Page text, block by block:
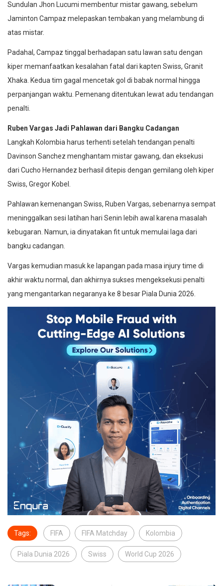
Sundulan Jhon Lucumi membentur mistar gawang, sebelum
Jaminton Campaz melepaskan tembakan yang melambung di
atas mistar.
Padahal, Campaz tinggal berhadapan satu lawan satu dengan
kiper memanfaatkan kesalahan fatal dari kapten Swiss, Granit
Xhaka. Kedua tim gagal mencetak gol di babak normal hingga
perpanjangan waktu. Pemenang ditentukan lewat adu tendangan
penalti.
Ruben Vargas Jadi Pahlawan dari Bangku Cadangan
Langkah Kolombia harus terhenti setelah tendangan penalti
Davinson Sanchez menghantam mistar gawang, dan eksekusi
dari Cucho Hernandez berhasil ditepis dengan gemilang oleh kiper
Swiss, Gregor Kobel.
Pahlawan kemenangan Swiss, Ruben Vargas, sebenarnya sempat
meninggalkan sesi latihan hari Senin lebih awal karena masalah
kebugaran. Namun, ia dinyatakan fit untuk memulai laga dari
bangku cadangan.
Vargas kemudian masuk ke lapangan pada masa injury time di
akhir waktu normal, dan akhirnya sukses mengeksekusi penalti
yang mengantarkan negaranya ke 8 besar Piala Dunia 2026.
Tags: FIFA FIFA Matchday Kolombia
Piala Dunia 2026 Swiss World Cup 2026